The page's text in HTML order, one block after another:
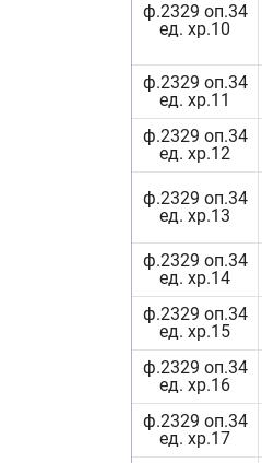
ф.2329 оп.34
ед. хр.10
ф.2329 оп.34
ед. хр.11
ф.2329 оп.34
ед. хр.12
ф.2329 оп.34
ед. хр.13
ф.2329 оп.34
ед. хр.14
ф.2329 оп.34
ед. хр.15
ф.2329 оп.34
ед. хр.16
ф.2329 оп.34
ед. хр.17